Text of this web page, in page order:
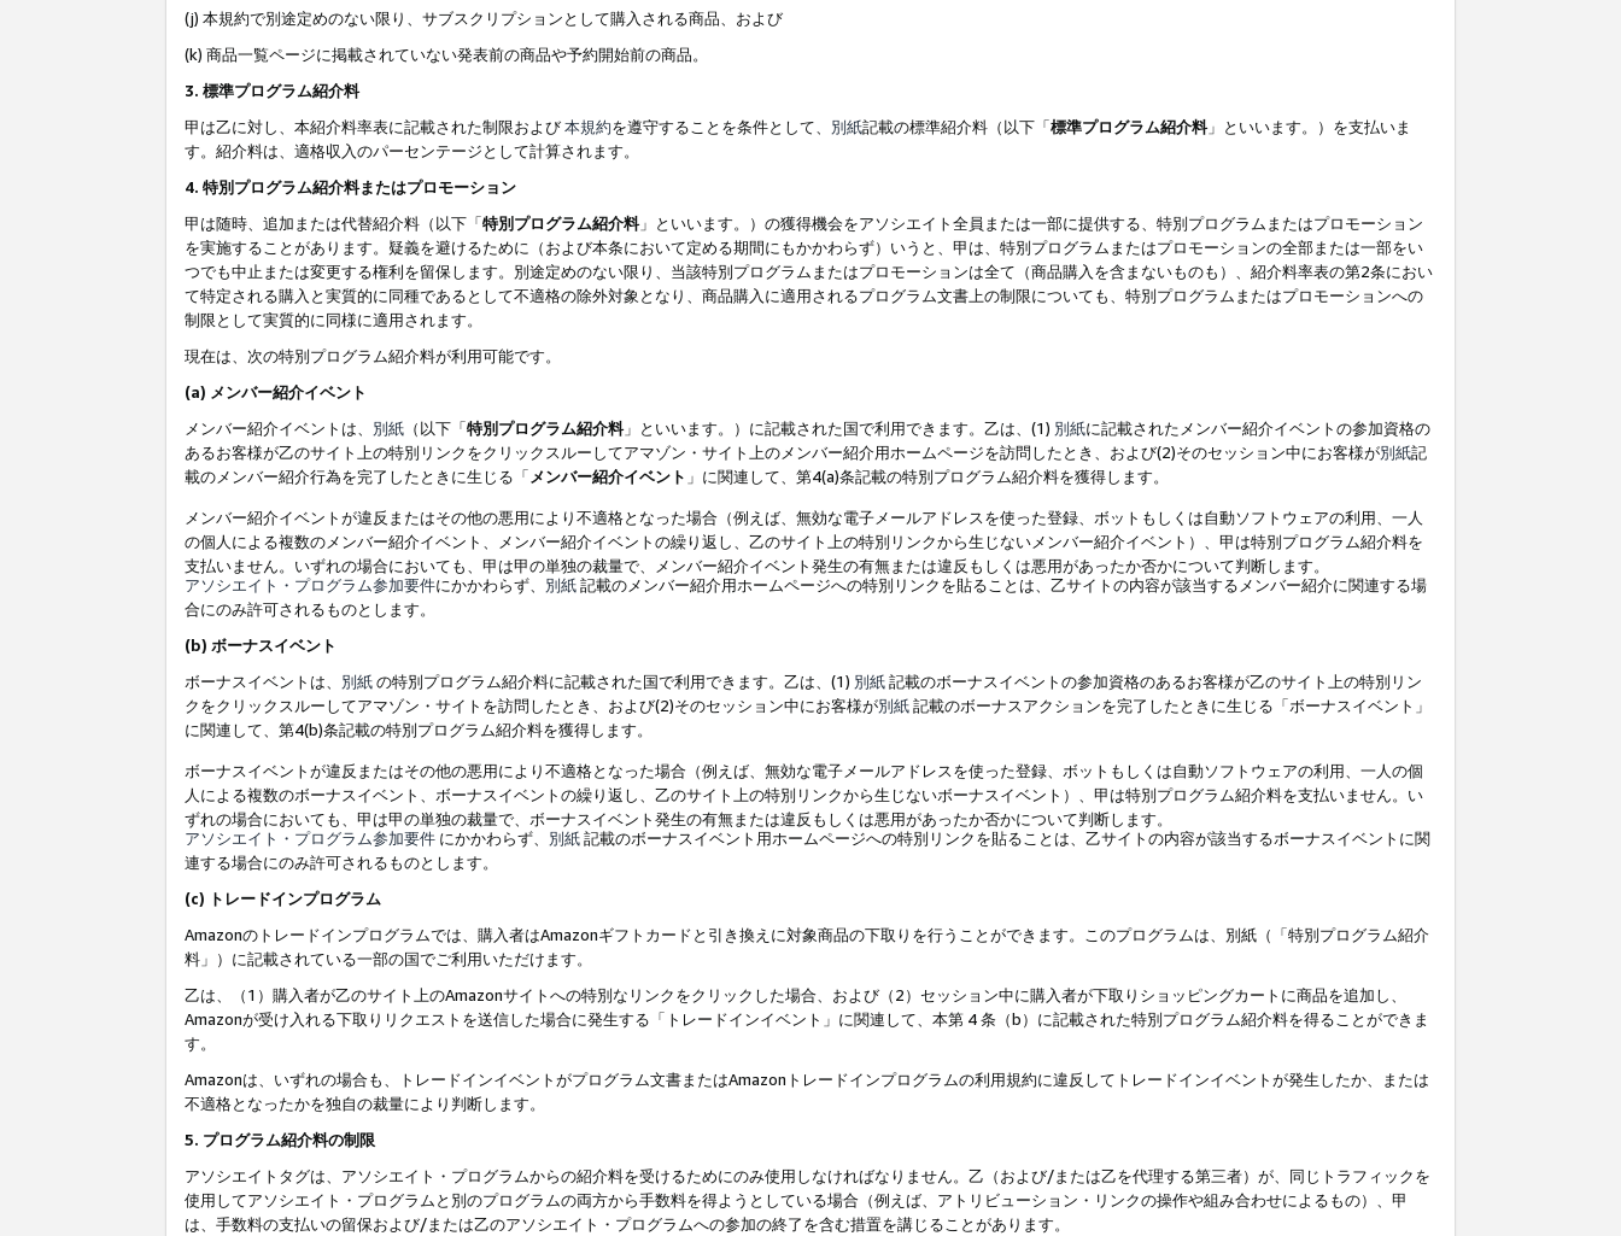
(j) 本規約で別途定めのない限り、サブスクリプションとして購入される商品、および
(k) 商品一覧ページに掲載されていない発表前の商品や予約開始前の商品。
3. 標準プログラム紹介料
甲は乙に対し、本紹介料率表に記載された制限および本規約を遵守することを条件として、 別紙記載の標準紹介料（以下「標準プログラム紹介料」といいます。）を支払いま
す。紹介料は、適格収入のパーセンテージとして計算されます。
4. 特別プログラム紹介料またはプロモーション
甲は随時、追加または代替紹介料（以下「特別プログラム紹介料」といいます。）の獲得機会をアソシエイト全員または一部に提供する、特別プログラムまたはプロモーション
を実施することがあります。疑義を避けるために（および本条において定める期間にもかかわらず）いうと、甲は、特別プログラムまたはプロモーションの全部または一部をい
つでも中止または変更する権利を留保します。別途定めのない限り、当該特別プログラムまたはプロモーションは全て（商品購入を含まないものも）、紹介料率表の第2条におい
て特定される購入と実質的に同種であるとして不適格の除外対象となり、商品購入に適用されるプログラム文書上の制限についても、特別プログラムまたはプロモーションへの
制限として実質的に同様に適用されます。
現在は、次の特別プログラム紹介料が利用可能です。
(a) メンバー紹介イベント
メンバー紹介イベントは、 別紙 （以下「特別プログラム紹介料」といいます。）に記載された国で利用できます。乙は、(1) 別紙に記載されたメンバー紹介イベントの参加資格の
あるお客様が乙のサイト上の特別リンクをクリックスルーしてアマゾン・サイト上のメンバー紹介用ホームページを訪問したとき、および(2)そのセッション中にお客様が別紙記
載のメンバー紹介行為を完了したときに生じる「 メンバー紹介イベント 」に関連して、第4(a)条記載の特別プログラム紹介料を獲得します。
メンバー紹介イベントが違反またはその他の悪用により不適格となった場合（例えば、無効な電子メールアドレスを使った登録、ボットもしくは自動ソフトウェアの利用、一人
の個人による複数のメンバー紹介イベント、メンバー紹介イベントの繰り返し、乙のサイト上の特別リンクから生じないメンバー紹介イベント）、甲は特別プログラム紹介料を
支払いません。いずれの場合においても、甲は甲の単独の裁量で、メンバー紹介イベント発生の有無または違反もしくは悪用があったか否かについて判断します。
アソシエイト・プログラム参加要件にかかわらず、 別紙記載のメンバー紹介用ホームページへの特別リンクを貼ることは、乙サイトの内容が該当するメンバー紹介に関連する場
合にのみ許可されるものとします。
(b) ボーナスイベント
ボーナスイベントは、 別紙の特別プログラム紹介料に記載された国で利用できます。乙は、(1) 別紙記載のボーナスイベントの参加資格のあるお客様が乙のサイト上の特別リン
クをクリックスルーしてアマゾン・サイトを訪問したとき、および(2)そのセッション中にお客様が別紙記載のボーナスアクションを完了したときに生じる「ボーナスイベント」
に関連して、第4(b)条記載の特別プログラム紹介料を獲得します。
ボーナスイベントが違反またはその他の悪用により不適格となった場合（例えば、無効な電子メールアドレスを使った登録、ボットもしくは自動ソフトウェアの利用、一人の個
人による複数のボーナスイベント、ボーナスイベントの繰り返し、乙のサイト上の特別リンクから生じないボーナスイベント）、甲は特別プログラム紹介料を支払いません。い
ずれの場合においても、甲は甲の単独の裁量で、ボーナスイベント発生の有無または違反もしくは悪用があったか否かについて判断します。
アソシエイト・プログラム参加要件 にかかわらず、 別紙記載のボーナスイベント用ホームページへの特別リンクを貼ることは、乙サイトの内容が該当するボーナスイベントに関
連する場合にのみ許可されるものとします。
(c) トレードインプログラム
Amazonのトレードインプログラムでは、購入者はAmazonギフトカードと引き換えに対象商品の下取りを行うことができます。このプログラムは、別紙（「特別プログラム紹介
料」）に記載されている一部の国でご利用いただけます。
乙は、（1）購入者が乙のサイト上のAmazonサイトへの特別なリンクをクリックした場合、および（2）セッション中に購入者が下取りショッピングカートに商品を追加し、
Amazonが受け入れる下取りリクエストを送信した場合に発生する「トレードインイベント」に関連して、本第 4 条（b）に記載された特別プログラム紹介料を得ることができま
す。
Amazonは、いずれの場合も、トレードインイベントがプログラム文書またはAmazonトレードインプログラムの利用規約に違反してトレードインイベントが発生したか、または
不適格となったかを独自の裁量により判断します。
5. プログラム紹介料の制限
アソシエイトタグは、アソシエイト・プログラムからの紹介料を受けるためにのみ使用しなければなりません。乙（および/または乙を代理する第三者）が、同じトラフィックを
使用してアソシエイト・プログラムと別のプログラムの両方から手数料を得ようとしている場合（例えば、アトリビューション・リンクの操作や組み合わせによるもの）、甲
は、手数料の支払いの留保および/または乙のアソシエイト・プログラムへの参加の終了を含む措置を講じることがあります。